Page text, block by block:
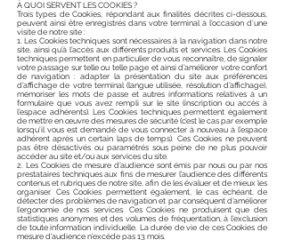
À QUOI SERVENT LES COOKIES ?
Trois types de Cookies, répondant aux finalités décrites ci-dessous,
peuvent ainsi être enregistrés dans votre terminal à l’occasion d’une
visite de notre site :
1. Les Cookies techniques sont nécessaires à la navigation dans notre
site, ainsi qu’à l’accès aux différents produits et services. Les Cookies
techniques permettent en particulier de vous reconnaître, de signaler
votre passage sur telle ou telle page et ainsi d’améliorer votre confort
de navigation : adapter la présentation du site aux préférences
d’affichage de votre terminal (langue utilisée, résolution d’affichage),
mémoriser les mots de passe et autres informations relatives à un
formulaire que vous avez rempli sur le site (inscription ou accès à
l’espace adhérents). Les Cookies techniques permettent également
de mettre en œuvre des mesures de sécurité (c’est le cas par exemple
lorsqu’il vous est demandé de vous connecter à nouveau à l’espace
adhérent après un certain laps de temps). Ces Cookies ne peuvent
pas être désactivés ou paramétrés sous peine de ne plus pouvoir
accéder au site et/ou aux services du site.
2. Les Cookies de mesure d’audience sont émis par nous ou par nos
prestataires techniques aux fins de mesurer l’audience des différents
contenus et rubriques de notre site, afin de les évaluer et de mieux les
organiser. Ces Cookies permettent également, le cas échéant, de
détecter des problèmes de navigation et par conséquent d’améliorer
l’ergonomie de nos services. Ces Cookies ne produisent que des
statistiques anonymes et des volumes de fréquentation, à l’exclusion
de toute information individuelle. La durée de vie de ces Cookies de
mesure d’audience n’excède pas 13 mois.